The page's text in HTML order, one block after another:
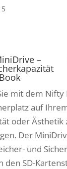
–
mit dem Nifty
auf
oder Ästhetik
Der
und
den SD-